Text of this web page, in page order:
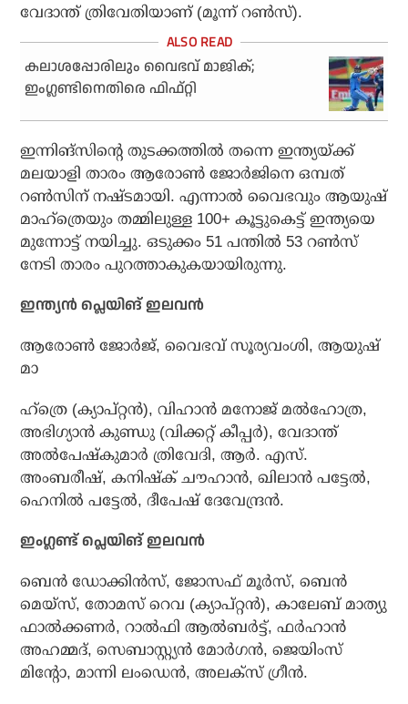
വേദാന്ത് ത്രിവേതിയാണ് (മൂന്ന് റണ്‍സ്).
കലാശപ്പോരിലും വൈഭവ് മാജിക്;
ഇംഗ്ലണ്ടിനെതിരെ ഫിഫ്റ്റി
ഇന്നിങ്‌സിന്റെ തുടക്കത്തില്‍ തന്നെ ഇന്ത്യയ്ക്ക്
മലയാളി താരം ആരോണ്‍ ജോര്‍ജിനെ ഒമ്പത്
റണ്‍സിന് നഷ്ടമായി. എന്നാല്‍ വൈഭവും ആയുഷ്
മാഹ്‌ത്രെയും തമ്മിലുള്ള 100+ കൂട്ടുകെട്ട് ഇന്ത്യയെ
മുന്നോട്ട് നയിച്ചു. ഒടുക്കം 51 പന്തില്‍ 53 റണ്‍സ്
നേടി താരം പുറത്താകുകയായിരുന്നു.
ഇന്ത്യന്‍ പ്ലെയിങ് ഇലവന്‍
ആരോണ്‍ ജോര്‍ജ്, വൈഭവ് സൂര്യവംശി, ആയുഷ്
മാ
ഹ്ത്രെ (ക്യാപ്റ്റന്‍), വിഹാന്‍ മനോജ് മല്‍ഹോത്ര,
അഭിഗ്യാന്‍ കുണ്ഡു (വിക്കറ്റ് കീപ്പര്‍), വേദാന്ത്
അല്‍പേഷ്‌കുമാര്‍ ത്രിവേദി, ആര്‍. എസ്.
അംബരീഷ്, കനിഷ്‌ക് ചൗഹാന്‍, ഖിലാന്‍ പട്ടേല്‍,
ഹെനില്‍ പട്ടേല്‍, ദീപേഷ് ദേവേന്ദ്രന്‍.
ഇംഗ്ലണ്ട് പ്ലെയിങ് ഇലവന്‍
ബെന്‍ ഡോക്കിന്‍സ്, ജോസഫ് മൂര്‍സ്, ബെന്‍
മെയ്‌സ്, തോമസ് റെവ (ക്യാപ്റ്റന്‍), കാലേബ് മാത്യു
ഫാല്‍ക്കണര്‍, റാല്‍ഫി ആല്‍ബര്‍ട്ട്, ഫര്‍ഹാന്‍
അഹമ്മദ്, സെബാസ്റ്റ്യന്‍ മോര്‍ഗന്‍, ജെയിംസ്
മിന്റോ, മാന്നി ലംഡെന്‍, അലക്സ് ഗ്രീന്‍.